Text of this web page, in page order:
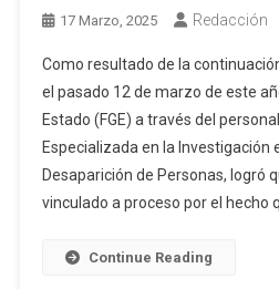
17 Marzo, 2025 Redacción
Como resultado de la
el pasado 12 de marzo de este
Estado (FGE) a través del
Especializada en la Investigación
Desaparición de Personas, logró
vinculado a proceso por el hecho
Continue Reading